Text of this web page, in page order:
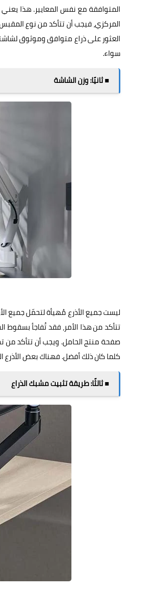
المتوافقة مع نفس المعايير. هذا
العثور على ذراع متوافق وموثوق
سواء.
■ ثانيًا: وزن الشاشة
ليست جميع الأذرع مُهيأة لتحمّل جميع
تتأكد من هذا الأمر، فقد تُفاجأ
صفحة منتج الحامل. ويجب أن تتأكد من
كلما كان ذلك أفضل. فهناك بعض الأذرع
■ ثالثًا: طريقة تثبيت مشبك الذراع